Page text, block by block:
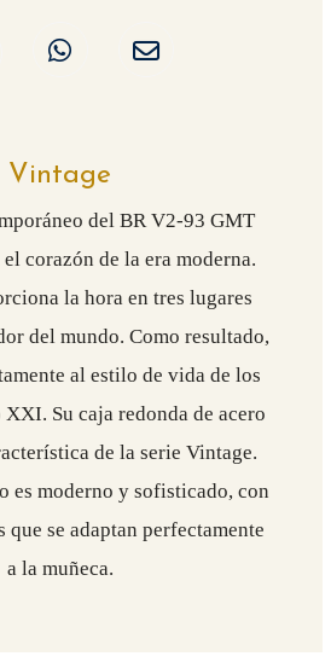
Vintage
del BR V2-93 GMT
corazón de la era moderna.
la hora en tres lugares
del mundo. Como resultado,
al estilo de vida de los
Su caja redonda de acero
de la serie Vintage.
es moderno y sofisticado, con
que se adaptan perfectamente
a la muñeca.